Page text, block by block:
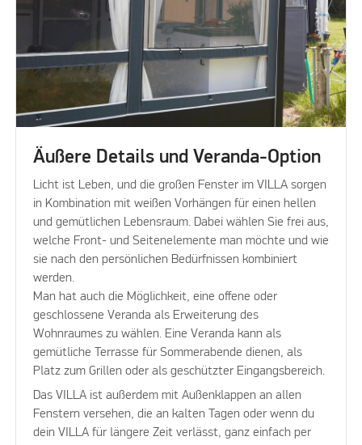
Äußere Details und Veranda-Option
Licht ist Leben, und die großen Fenster im VILLA sorgen
in Kombination mit weißen Vorhängen für einen hellen
und gemütlichen Lebensraum. Dabei wählen Sie frei aus,
welche Front- und Seitenelemente man möchte und wie
sie nach den persönlichen Bedürfnissen kombiniert
werden.
Man hat auch die Möglichkeit, eine offene oder
geschlossene Veranda als Erweiterung des
Wohnraumes zu wählen. Eine Veranda kann als
gemütliche Terrasse für Sommerabende dienen, als
Platz zum Grillen oder als geschützter Eingangsbereich.
Das VILLA ist außerdem mit Außenklappen an allen
Fenstern versehen, die an kalten Tagen oder wenn du
dein VILLA für längere Zeit verlässt, ganz einfach per